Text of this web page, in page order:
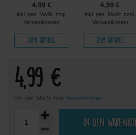
4,99 €
inkl. ges. MwSt. zzgl.
Versandkosten
Zum Artikel
4,99 €
inkl. ges. MwSt. zzgl.
Versandkosten
Zum Artikel
4,99 €
inkl. ges. MwSt. zzgl. Versandkosten
In den